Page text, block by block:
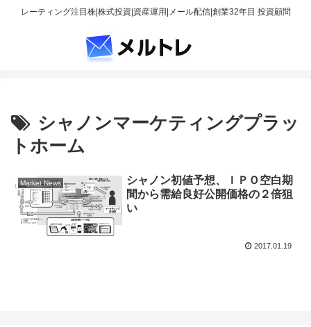
レーティング注目株|株式投資|資産運用|メール配信|創業32年目 投資顧問
シャノンマーケティングプラッ
トホーム
Market News
シャノン初値予想、ＩＰＯ空白期
間から需給良好公開価格の２倍狙
い
2017.01.19